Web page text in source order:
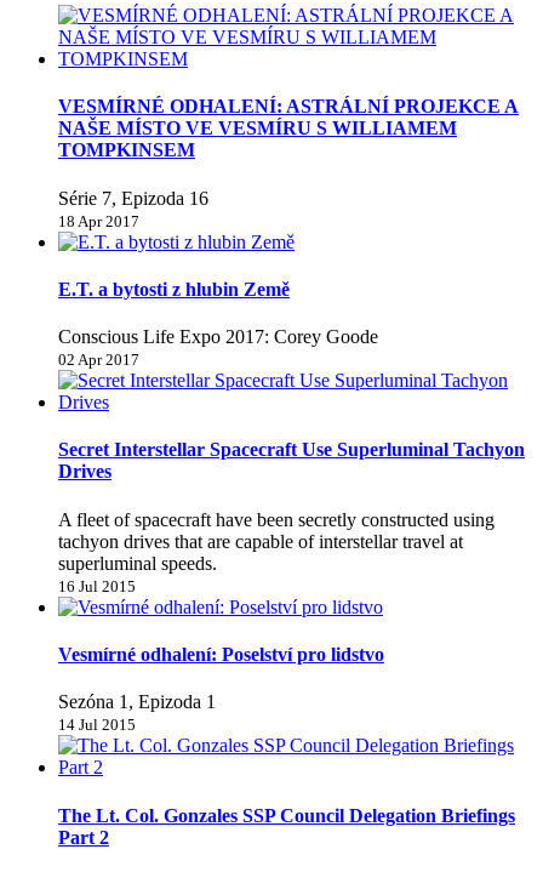
VESMÍRNÉ ODHALENÍ: ASTRÁLNÍ PROJEKCE A
NAŠE MÍSTO VE VESMÍRU S WILLIAMEM
TOMPKINSEM
Série 7, Epizoda 16
18 Apr 2017
E.T. a bytosti z hlubin Země
Conscious Life Expo 2017: Corey Goode
02 Apr 2017
Secret Interstellar Spacecraft Use Superluminal Tachyon
Drives
A fleet of spacecraft have been secretly constructed using
tachyon drives that are capable of interstellar travel at
superluminal speeds.
16 Jul 2015
Vesmírné odhalení: Poselství pro lidstvo
Sezóna 1, Epizoda 1
14 Jul 2015
The Lt. Col. Gonzales SSP Council Delegation Briefings
Part 2